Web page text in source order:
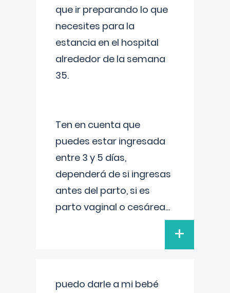
que ir preparando lo que
necesites para la
estancia en el hospital
alrededor de la semana
35.
Ten en cuenta que
puedes estar ingresada
entre 3 y 5 días,
dependerá de si ingresas
antes del parto, si es
parto vaginal o cesárea...
+
puedo darle a mi bebé